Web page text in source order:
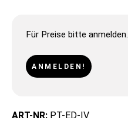
Für Preise bitte anmelden.
ANMELDEN!
ART-NR: PT-ED-IV